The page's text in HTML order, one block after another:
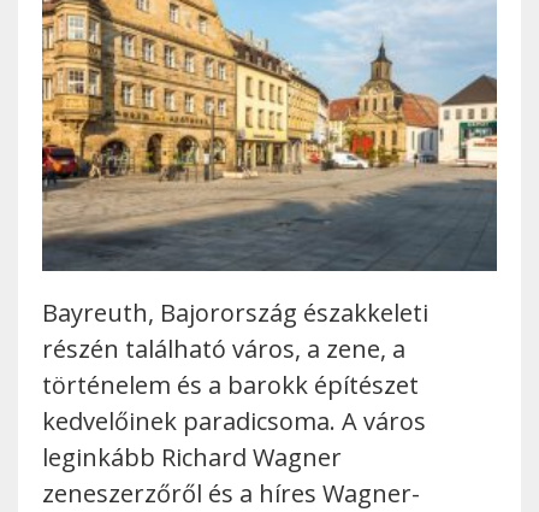
Bayreuth, Bajorország északkeleti
részén található város, a zene, a
történelem és a barokk építészet
kedvelőinek paradicsoma. A város
leginkább Richard Wagner
zeneszerzőről és a híres Wagner-